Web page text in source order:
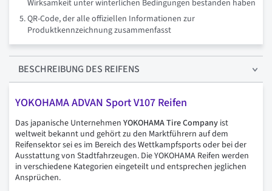
Wirksamkeit unter winterlichen Bedingungen bestanden haben
QR-Code, der alle offiziellen Informationen zur
Produktkennzeichnung zusammenfasst
BESCHREIBUNG DES REIFENS
YOKOHAMA ADVAN Sport V107 Reifen
Das japanische Unternehmen YOKOHAMA Tire Company ist
weltweit bekannt und gehört zu den Marktführern auf dem
Reifensektor sei es im Bereich des Wettkampfsports oder bei der
Ausstattung von Stadtfahrzeugen. Die YOKOHAMA Reifen werden
in verschiedene Kategorien eingeteilt und entsprechen jeglichen
Ansprüchen.